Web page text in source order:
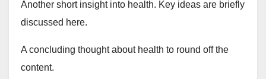
Another short insight into health. Key ideas are briefly
discussed here.
A concluding thought about health to round off the
content.